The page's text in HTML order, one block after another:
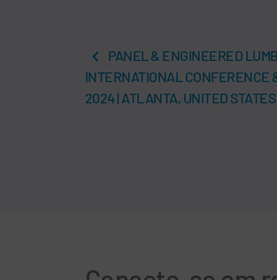
PANEL & ENGINEERED
INTERNATIONAL CONFERENCE
2024 | ATLANTA, UNITED STATES